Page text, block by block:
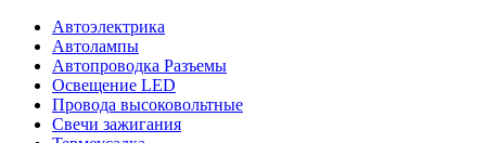
Автоэлектрика
Автолампы
Автопроводка Разъемы
Освещение LED
Провода высоковольтные
Свечи зажигания